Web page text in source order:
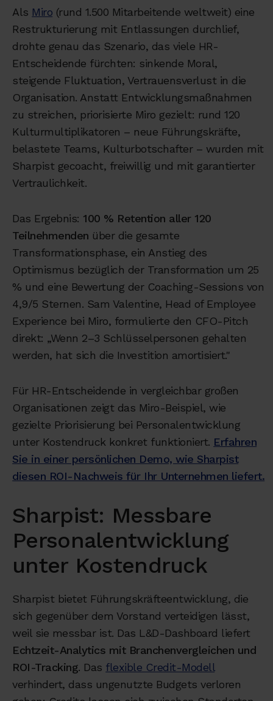
Als Miro (rund 1.500 Mitarbeitende weltweit) eine
Restrukturierung mit Entlassungen durchlief,
drohte genau das Szenario, das viele HR-
Entscheidende fürchten: sinkende Moral,
steigende Fluktuation, Vertrauensverlust in die
Organisation. Anstatt Entwicklungsmaßnahmen
zu streichen, priorisierte Miro gezielt: rund 120
Kulturmultiplikatoren – neue Führungskräfte,
belastete Teams, Kulturbotschafter – wurden mit
Sharpist gecoacht, freiwillig und mit garantierter
Vertraulichkeit.
Das Ergebnis: 100 % Retention aller 120
Teilnehmenden über die gesamte
Transformationsphase, ein Anstieg des
Optimismus bezüglich der Transformation um 25
% und eine Bewertung der Coaching-Sessions von
4,9/5 Sternen. Sam Valentine, Head of Employee
Experience bei Miro, formulierte den CFO-Pitch
direkt: „Wenn 2–3 Schlüsselpersonen gehalten
werden, hat sich die Investition amortisiert."
Für HR-Entscheidende in vergleichbar großen
Organisationen zeigt das Miro-Beispiel, wie
gezielte Priorisierung bei Personalentwicklung
unter Kostendruck konkret funktioniert. Erfahren
Sie in einer persönlichen Demo, wie Sharpist
diesen ROI-Nachweis für Ihr Unternehmen liefert.
Sharpist: Messbare
Personalentwicklung
unter Kostendruck
Sharpist bietet Führungskräfteentwicklung, die
sich gegenüber dem Vorstand verteidigen lässt,
weil sie messbar ist. Das L&D-Dashboard liefert
Echtzeit-Analytics mit Branchenvergleichen und
ROI-Tracking. Das flexible Credit-Modell
verhindert, dass ungenutzte Budgets verloren